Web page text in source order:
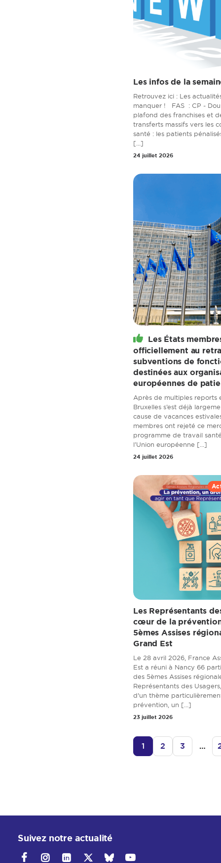
Les infos de la
Retrouvez ici : Les
manquer ! FAS : CP -
plafond des franchises et
transferts massifs vers les
santé : les patients
[...]
24 juillet 2026
Les États
officiellement au
subventions de
destinées aux
européennes de
Après de multiples reports
Bruxelles s’est déjà
cause de vacances
membres ont rejeté ce
programme de travail
l’Union européenne [...]
24 juillet 2026
Les Représentants
cœur de la
5èmes Assises
Grand Est
Le 28 avril 2026, France
Est a réuni à Nancy 66
des 5èmes Assises
Représentants des
d'un thème
prévention, un [...]
23 juillet 2026
1 2 3 …
Suivez notre actualité